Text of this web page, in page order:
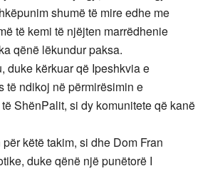
shumë të mire edhe me
të kemi të njëjten marrëdhenie
qënë lëkundur paksa.
duke kërkuar që Ipeshkvia e
të ndikoj në përmirësimin e
ShënPalit, si dy komunitete që kanë
këtë takim, si dhe Dom Fran
duke qënë një punëtorë I